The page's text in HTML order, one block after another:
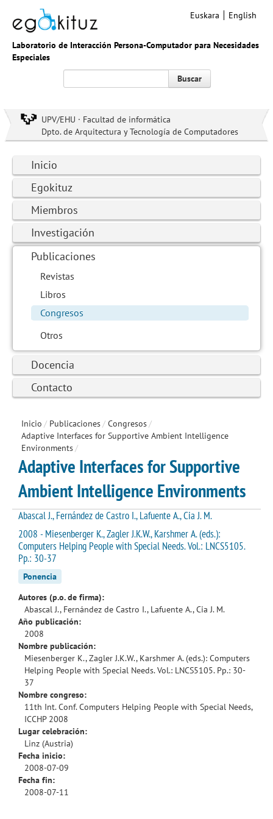
Laboratorio de Interacción Persona-Computador para Necesidades
Especiales
Euskara English
Buscar
UPV/EHU · Facultad de informática
Dpto. de Arquitectura y Tecnología de Computadores
Inicio
Egokituz
Miembros
Investigación
Publicaciones
Revistas
Libros
Congresos
Otros
Docencia
Contacto
Inicio / Publicaciones/ Congresos/
Adaptive Interfaces for Supportive Ambient Intelligence
Environments/
Adaptive Interfaces for Supportive
Ambient Intelligence Environments
Abascal J., Fernández de Castro I., Lafuente A., Cia J. M.
2008 - Miesenberger K., Zagler J.K.W., Karshmer A. (eds.):
Computers Helping People with Special Needs. Vol.: LNCS5105.
Pp.: 30-37
Ponencia
Autores (p.o. de firma):
Abascal J., Fernández de Castro I., Lafuente A., Cia J. M.
Año publicación:
2008
Nombre publicación:
Miesenberger K., Zagler J.K.W., Karshmer A. (eds.): Computers
Helping People with Special Needs. Vol.: LNCS5105. Pp.: 30-
37
Nombre congreso:
11th Int. Conf. Computers Helping People with Special Needs,
ICCHP 2008
Lugar celebración:
Linz (Austria)
Fecha inicio:
2008-07-09
Fecha fin:
2008-07-11